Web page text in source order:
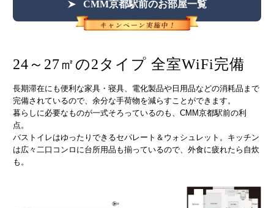
CMM京都駅前のお部屋一覧
24～27㎡の2タイプ 全室WiFi完備
長期滞在にも便利な家具・寝具、電化製品や日用品などの消耗品まで
完備されているので、余分な手荷物を減らすことができます。
暮らしに必要なものが一式そろっているのも、CMM京都駅前の利
点。
バストイレはゆったりできるセパレート＆ウォシュレット。キッチン
は広々二口コンロに台所用品も揃っているので、外食に疲れたら自炊
も。